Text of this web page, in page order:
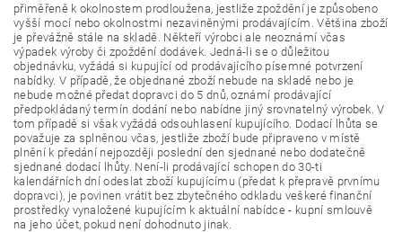
přiměřeně k okolnostem prodloužena, jestliže zpoždění je způsobeno
vyšší mocí nebo okolnostmi nezaviněnými prodávajícím. Většina zboží
je převážně stále na skladě. Někteří výrobci ale neoznámí včas
výpadek výroby či zpoždění dodávek. Jedná-li se o důležitou
objednávku, vyžádá si kupující od prodávajícího písemné potvrzení
nabídky. V případě, že objednané zboží nebude na skladě nebo je
nebude možné předat dopravci do 5 dnů, oznámí prodávající
předpokládaný termín dodání nebo nabídne jiný srovnatelný výrobek. V
tom případě si však vyžádá odsouhlasení kupujícího. Dodací lhůta se
považuje za splněnou včas, jestliže zboží bude připraveno v místě
plnění k předání nejpozději poslední den sjednané nebo dodatečně
sjednané dodací lhůty. Není-li prodávající schopen do 30-ti
kalendářních dní odeslat zboží kupujícímu (předat k přepravě prvnímu
dopravci), je povinen vrátit bez zbytečného odkladu veškeré finanční
prostředky vynaložené kupujícím k aktuální nabídce - kupní smlouvě
na jeho účet, pokud není dohodnuto jinak.